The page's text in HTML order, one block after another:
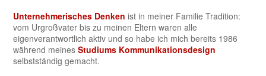
Unternehmerisches Denken ist in meiner Familie Tradition:
vom Urgroßvater bis zu meinen Eltern waren alle
eigenverantwortlich aktiv und so habe ich mich bereits 1986
während meinesStudiums Kommunikationsdesign
selbstständig gemacht.